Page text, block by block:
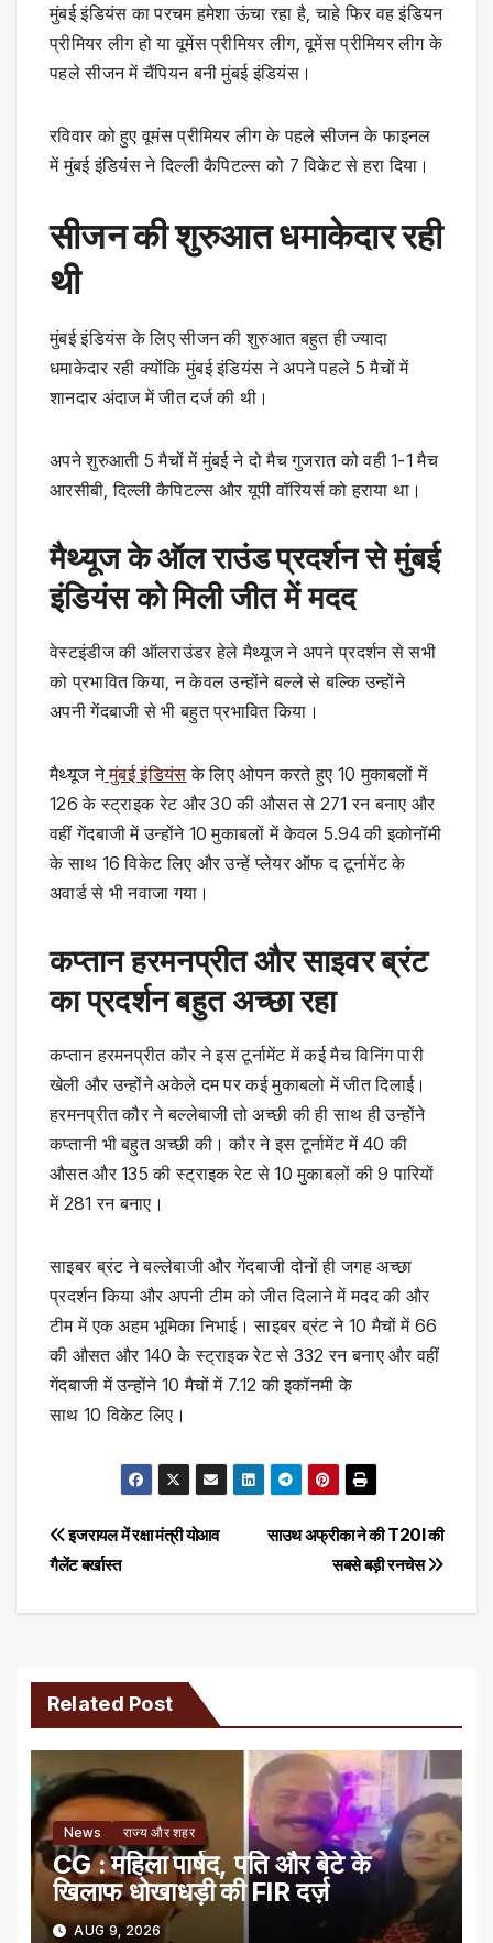
मुंबई इंडियंस का परचम हमेशा ऊंचा रहा है, चाहे फिर वह इंडियन
प्रीमियर लीग हो या वूमेंस प्रीमियर लीग, वूमेंस प्रीमियर लीग के
पहले सीजन में चैंपियन बनी मुंबई इंडियंस।
रविवार को हुए वूमंस प्रीमियर लीग के पहले सीजन के फाइनल
में मुंबई इंडियंस ने दिल्ली कैपिटल्स को 7 विकेट से हरा दिया।
सीजन की शुरुआत धमाकेदार रही
थी
मुंबई इंडियंस के लिए सीजन की शुरुआत बहुत ही ज्यादा
धमाकेदार रही क्योंकि मुंबई इंडियंस ने अपने पहले 5 मैचों में
शानदार अंदाज में जीत दर्ज की थी।
अपने शुरुआती 5 मैचों में मुंबई ने दो मैच गुजरात को वही 1-1 मैच
आरसीबी, दिल्ली कैपिटल्स और यूपी वॉरियर्स को हराया था।
मैथ्यूज के ऑल राउंड प्रदर्शन से मुंबई
इंडियंस को मिली जीत में मदद
वेस्टइंडीज की ऑलराउंडर हेले मैथ्यूज ने अपने प्रदर्शन से सभी
को प्रभावित किया, न केवल उन्होंने बल्ले से बल्कि उन्होंने
अपनी गेंदबाजी से भी बहुत प्रभावित किया।
मैथ्यूज नेमुंबई इंडियंस के लिए ओपन करते हुए 10 मुकाबलों में
126 के स्ट्राइक रेट और 30 की औसत से 271 रन बनाए और
वहीं गेंदबाजी में उन्होंने 10 मुकाबलों में केवल 5.94 की इकोनॉमी
के साथ 16 विकेट लिए और उन्हें प्लेयर ऑफ द टूर्नामेंट के
अवार्ड से भी नवाजा गया।
कप्तान हरमनप्रीत और साइवर ब्रंट
का प्रदर्शन बहुत अच्छा रहा
कप्तान हरमनप्रीत कौर ने इस टूर्नामेंट में कई मैच विनिंग पारी
खेली और उन्होंने अकेले दम पर कई मुकाबलो में जीत दिलाई।
हरमनप्रीत कौर ने बल्लेबाजी तो अच्छी की ही साथ ही उन्होंने
कप्तानी भी बहुत अच्छी की। कौर ने इस टूर्नामेंट में 40 की
औसत और 135 की स्ट्राइक रेट से 10 मुकाबलों की 9 पारियों
में 281 रन बनाए।
साइबर ब्रंट ने बल्लेबाजी और गेंदबाजी दोनों ही जगह अच्छा
प्रदर्शन किया और अपनी टीम को जीत दिलाने में मदद की और
टीम में एक अहम भूमिका निभाई। साइबर ब्रंट ने 10 मैचों में 66
की औसत और 140 के स्ट्राइक रेट से 332 रन बनाए और वहीं
गेंदबाजी में उन्होंने 10 मैचों में 7.12 की इकॉनमी के
साथ 10 विकेट लिए।
Post
साउथ अफ्रीका ने की T20I की
सबसे बड़ी रनचेस
इजरायल में रक्षा मंत्री योआव
गैलेंट बर्खास्त
Related Post
News राज्य और शहर
CG : महिला पार्षद, पति और बेटे के
खिलाफ धोखाधड़ी की FIR दर्ज़
AUG 9, 2026